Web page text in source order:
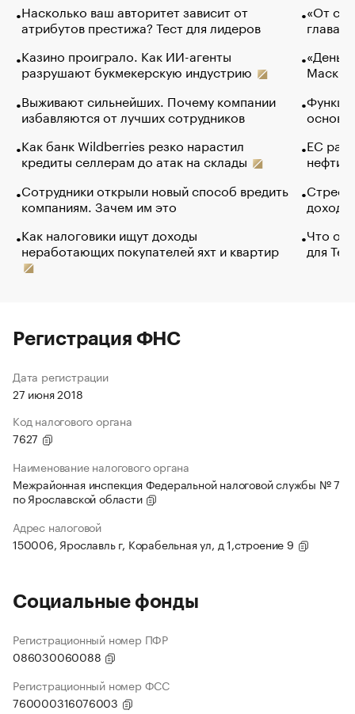
Насколько ваш авторитет зависит от
атрибутов престижа? Тест для лидеров
Казино проиграло. Как ИИ-агенты
разрушают букмекерскую индустрию
Выживают сильнейших. Почему компании
избавляются от лучших сотрудников
Как банк Wildberries резко нарастил
кредиты селлерам до атак на склады
Сотрудники открыли новый способ вредить
компаниям. Зачем им это
Как налоговики ищут доходы
неработающих покупателей яхт и квартир
«От
глава
Маск в
основ
ЕС
нефти
Что
для
Регистрация ФНС
Дата регистрации
27 июня 2018
Код налогового органа
7627
Наименование налогового органа
Межрайонная инспекция Федеральной налоговой службы № 7
по Ярославской области
Адрес налоговой
150006, Ярославль г, Корабельная ул, д 1,строение 9
Социальные фонды
Регистрационный номер ПФР
086030060088
Регистрационный номер ФСС
760000316076003